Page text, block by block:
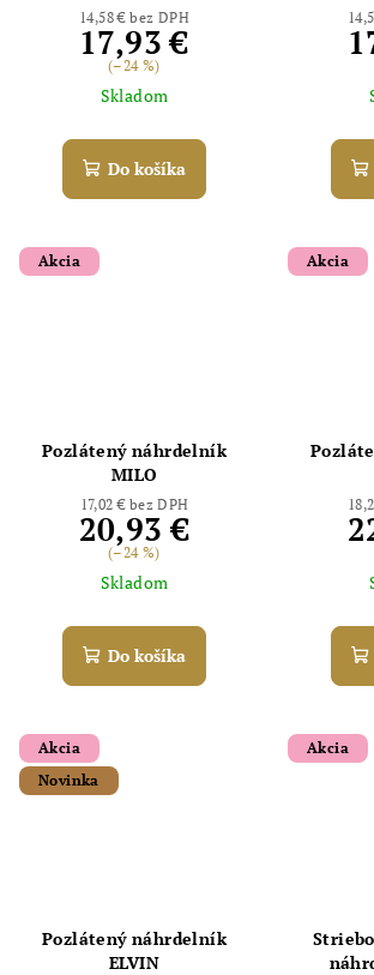
14,58 € bez DPH
17,93 €
(–24 %)
Skladom
Do košíka
Akcia
Pozlátený náhrdelník
MILO
17,02 € bez DPH
20,93 €
(–24 %)
Skladom
Do košíka
Akcia
Akcia
Novinka
Pozlátený náhrdelník
ELVIN
Akcia